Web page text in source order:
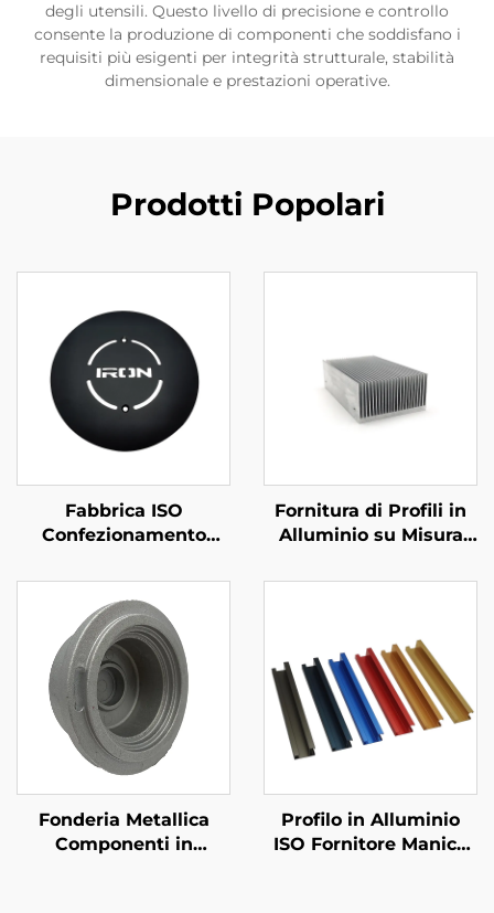
degli utensili. Questo livello di precisione e controllo
consente la produzione di componenti che soddisfano i
requisiti più esigenti per integrità strutturale, stabilità
dimensionale e prestazioni operative.
Prodotti Popolari
Fabbrica ISO
Confezionamento
Personalizzato Acciaio
/ Alluminio Taglio
Laser
Fornitura di Profili in
Alluminio su Misura
6063 dissipatori di
Fonderia Metallica
Componenti in
Profilo in Alluminio
ISO Fornitore Manico